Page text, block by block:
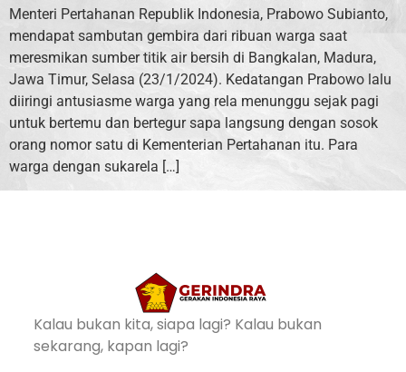
Menteri Pertahanan Republik Indonesia, Prabowo Subianto,
mendapat sambutan gembira dari ribuan warga saat
meresmikan sumber titik air bersih di Bangkalan, Madura,
Jawa Timur, Selasa (23/1/2024). Kedatangan Prabowo lalu
diiringi antusiasme warga yang rela menunggu sejak pagi
untuk bertemu dan bertegur sapa langsung dengan sosok
orang nomor satu di Kementerian Pertahanan itu. Para
warga dengan sukarela […]
Kalau bukan kita, siapa lagi? Kalau bukan
sekarang, kapan lagi?